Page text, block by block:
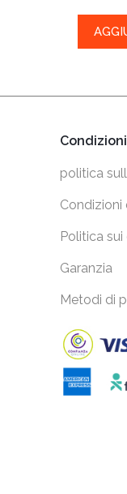
Condizioni
politica
Condizioni
Politica
Garanzia
Metodi di